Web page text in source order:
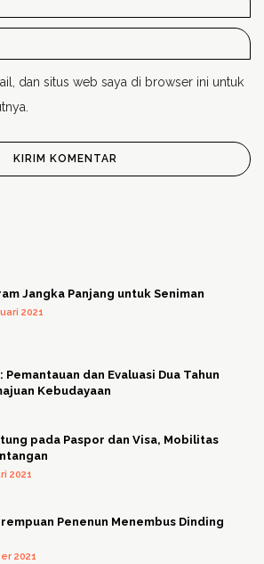
dan situs web saya di browser ini untuk
Jangka Panjang untuk Seniman
2021
dan Evaluasi Dua Tahun
Kebudayaan
pada Paspor dan Visa, Mobilitas
2021
Penenun Menembus Dinding
2021